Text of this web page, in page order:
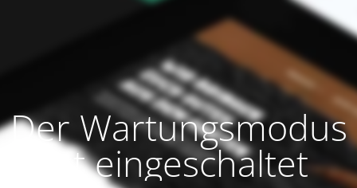
Der Wartungsmodus
ist eingeschaltet